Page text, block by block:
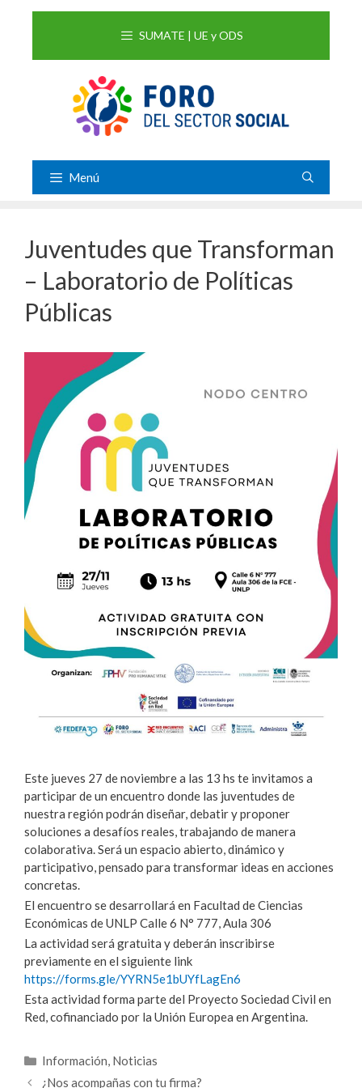
SUMATE | UE y ODS
Menú
Juventudes que Transforman
– Laboratorio de Políticas
Públicas
Este jueves 27 de noviembre a las 13 hs te invitamos a
participar de un encuentro donde las juventudes de
nuestra región podrán diseñar, debatir y proponer
soluciones a desafíos reales, trabajando de manera
colaborativa. Será un espacio abierto, dinámico y
participativo, pensado para transformar ideas en acciones
concretas.
El encuentro se desarrollará en Facultad de Ciencias
Económicas de UNLP Calle 6 N° 777, Aula 306
La actividad será gratuita y deberán inscribirse
previamente en el siguiente link
https://forms.gle/YYRN5e1bUYfLagEn6
Esta actividad forma parte del Proyecto Sociedad Civil en
Red, cofinanciado por la Unión Europea en Argentina.
Categorías
Información, Noticias
¿Nos acompañas con tu firma?